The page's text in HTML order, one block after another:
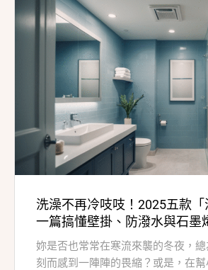
洗澡不再冷吱吱！2025五款
一篇搞懂壁掛、防潑水與石墨
妳是否也常常在寒流來襲的冬夜，
刻而感到一陣陣的畏縮？或是，在